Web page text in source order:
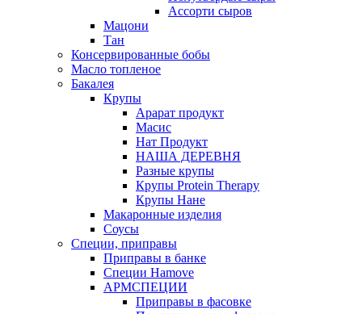
Ассорти сыров
Мацони
Тан
Консервированные бобы
Масло топленое
Бакалея
Крупы
Арарат продукт
Масис
Нат Продукт
НАША ДЕРЕВНЯ
Разные крупы
Крупы Protein Therapy
Крупы Нане
Макаронные изделия
Соусы
Специи, приправы
Приправы в банке
Специи Hamove
АРМСПЕЦИИ
Приправы в фасовке